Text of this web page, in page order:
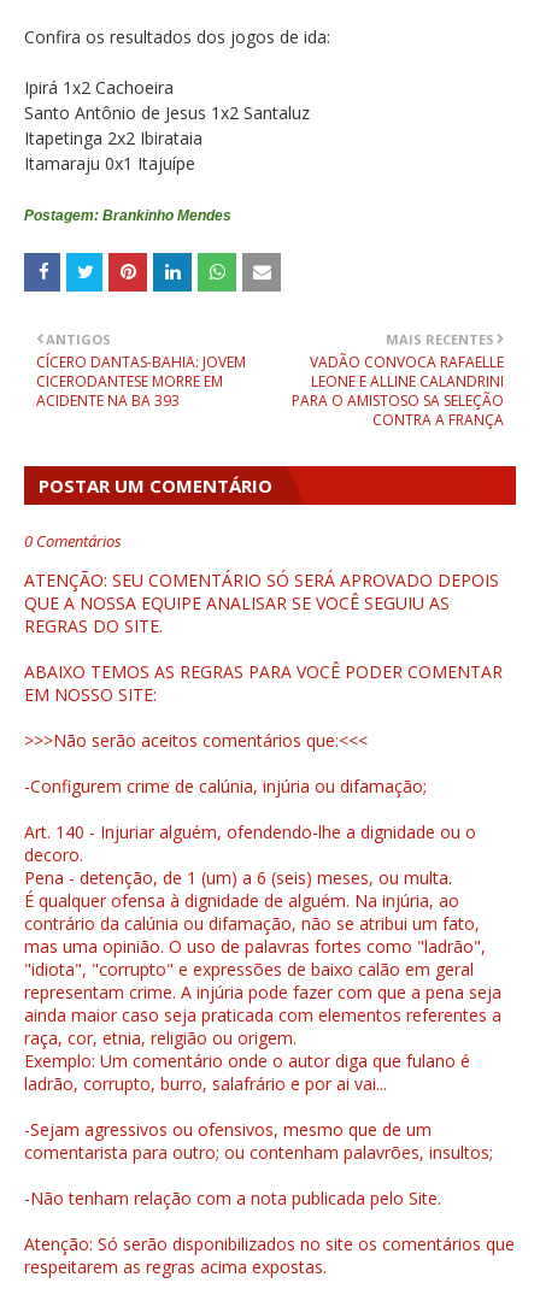
Confira os resultados dos jogos de ida:
Ipirá 1x2 Cachoeira
Santo Antônio de Jesus 1x2 Santaluz
Itapetinga 2x2 Ibirataia
Itamaraju 0x1 Itajuípe
Postagem: Brankinho Mendes
MAIS RECENTES
VADÃO CONVOCA RAFAELLE
LEONE E ALLINE CALANDRINI
PARA O AMISTOSO SA SELEÇÃO
CONTRA A FRANÇA
ANTIGOS
CÍCERO DANTAS-BAHIA: JOVEM
CICERODANTESE MORRE EM
ACIDENTE NA BA 393
POSTAR UM COMENTÁRIO
0 Comentários
ATENÇÃO: SEU COMENTÁRIO SÓ SERÁ APROVADO DEPOIS
QUE A NOSSA EQUIPE ANALISAR SE VOCÊ SEGUIU AS
REGRAS DO SITE.
ABAIXO TEMOS AS REGRAS PARA VOCÊ PODER COMENTAR
EM NOSSO SITE:
>>>Não serão aceitos comentários que:<<<
-Configurem crime de calúnia, injúria ou difamação;
Art. 140 - Injuriar alguém, ofendendo-lhe a dignidade ou o
decoro.
Pena - detenção, de 1 (um) a 6 (seis) meses, ou multa.
É qualquer ofensa à dignidade de alguém. Na injúria, ao
contrário da calúnia ou difamação, não se atribui um fato,
mas uma opinião. O uso de palavras fortes como "ladrão",
"idiota", "corrupto" e expressões de baixo calão em geral
representam crime. A injúria pode fazer com que a pena seja
ainda maior caso seja praticada com elementos referentes a
raça, cor, etnia, religião ou origem.
Exemplo: Um comentário onde o autor diga que fulano é
ladrão, corrupto, burro, salafrário e por ai vai...
-Sejam agressivos ou ofensivos, mesmo que de um
comentarista para outro; ou contenham palavrões, insultos;
-Não tenham relação com a nota publicada pelo Site.
Atenção: Só serão disponibilizados no site os comentários que
respeitarem as regras acima expostas.